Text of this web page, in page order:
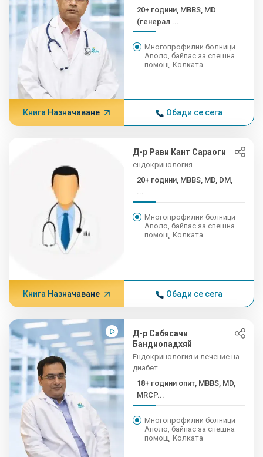
20+ години, MBBS, MD
(генерал ...
Многопрофилни болници
Аполо, байпас за спешна
помощ, Колката
Книга Назначаване Обади се сега
Д-р Рави Кант Сараоги
ендокринология
20+ години, MBBS, MD, DM,
...
Многопрофилни болници
Аполо, байпас за спешна
помощ, Колката
Книга Назначаване Обади се сега
Д-р Сабясачи
Бандиопадхяй
Ендокринология и лечение на
диабет
18+ години опит, MBBS, MD,
MRCP...
Многопрофилни болници
Аполо, байпас за спешна
помощ, Колката